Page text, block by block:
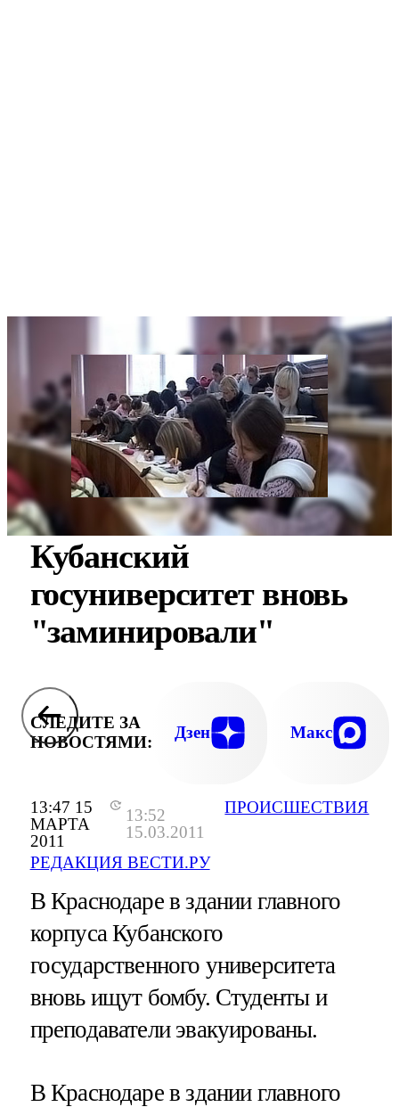
13:47 15
МАРТА
2011
13:52
15.03.2011
РЕДАКЦИЯ ВЕСТИ.РУ
ПРОИСШЕСТВИЯ
Кубанский
госуниверситет вновь
"заминировали"
СЛЕДИТЕ ЗА
НОВОСТЯМИ:
Дзен Макс
В Краснодаре в здании главного
корпуса Кубанского
государственного университета
вновь ищут бомбу. Студенты и
преподаватели эвакуированы.
В Краснодаре в здании главного